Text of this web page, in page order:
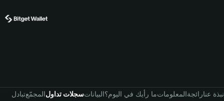
تبادلالمجمّعسجلات تداولالبياناتما رأيك في اليوم؟المعلوماترائجةنبذة عنا